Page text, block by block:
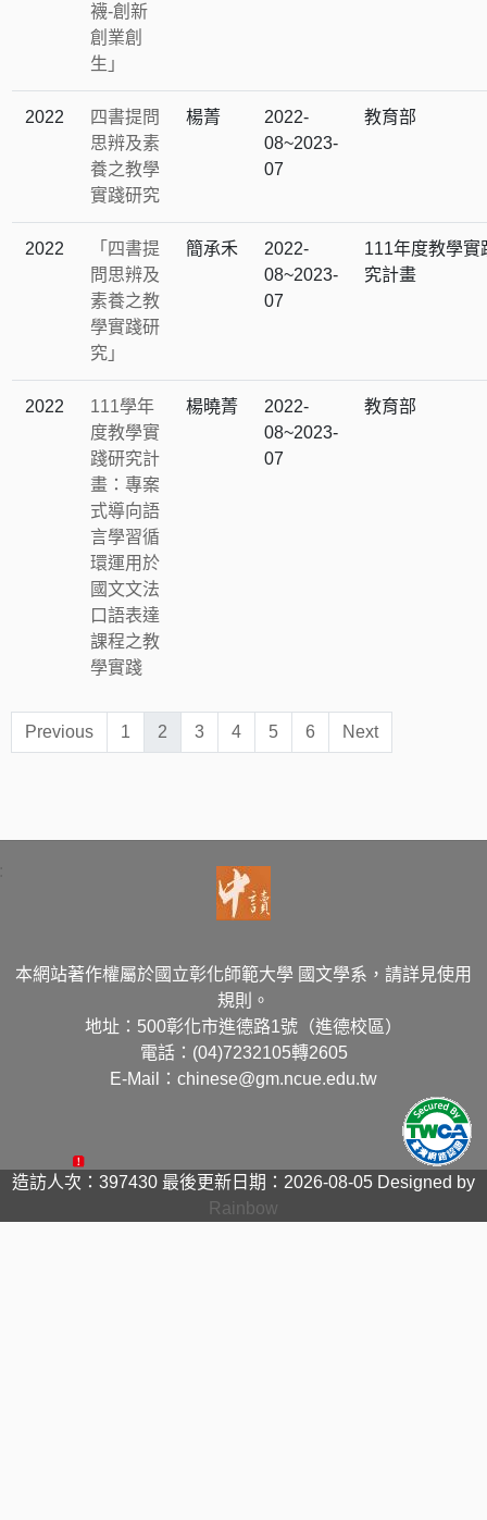
襪-創新
創業創
生｣
2022
四書提問
思辨及素
養之教學
實踐研究
楊菁
2022-
08~2023-
07
教育部
2022
「四書提
問思辨及
素養之教
學實踐研
究」
簡承禾
2022-
08~2023-
07
111年度教學實
究計畫
2022
111學年
度教學實
踐研究計
畫：專案
式導向語
言學習循
環運用於
國文文法
口語表達
課程之教
學實踐
楊曉菁
2022-
08~2023-
07
教育部
Previous 1 2 3 4 5 6 Next
本網站著作權屬於國立彰化師範大學 國文學系，請詳見使用
規則。
地址：500彰化市進德路1號（進德校區）
電話：(04)7232105轉2605
E-Mail：chinese@gm.ncue.edu.tw
造訪人次：397430 最後更新日期：2026-08-05 Designed by
Rainbow